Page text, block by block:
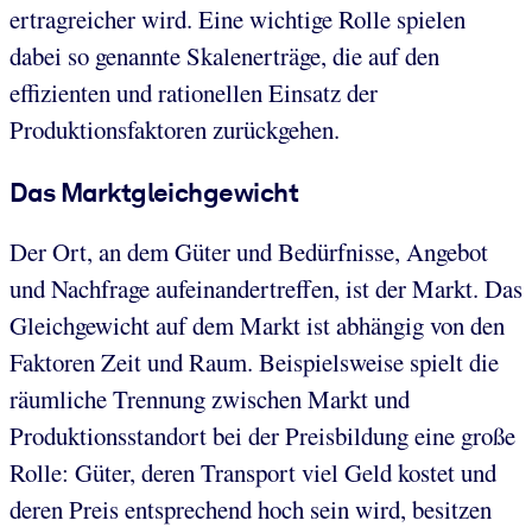
ertragreicher wird. Eine wichtige Rolle spielen
dabei so genannte Skalenerträge, die auf den
effizienten und rationellen Einsatz der
Produktionsfaktoren zurückgehen.
Das Marktgleichgewicht
Der Ort, an dem Güter und Bedürfnisse, Angebot
und Nachfrage aufeinandertreffen, ist der Markt. Das
Gleichgewicht auf dem Markt ist abhängig von den
Faktoren Zeit und Raum. Beispielsweise spielt die
räumliche Trennung zwischen Markt und
Produktionsstandort bei der Preisbildung eine große
Rolle: Güter, deren Transport viel Geld kostet und
deren Preis entsprechend hoch sein wird, besitzen